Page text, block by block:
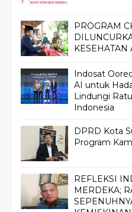
PROGRAM
Indosat
AI untuk
Lindungi
Indonesia
DPRD Kota
Program
REFLEKSI
MERDEKA;